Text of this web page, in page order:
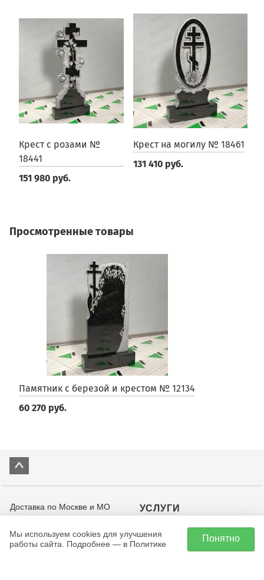
Крест с розами №
18441
151 980 руб.
Крест на могилу № 18461
131 410 руб.
Просмотренные товары
Памятник с березой и крестом № 12134
60 270 руб.
Доставка по Москве и МО
или самовывоз со склада:
+7 (495) 201-32-27
УСЛУГИ
Установка памятников
Доставка
Мы используем cookies для улучшения
работы сайта. Подробнее — в Политике
Понятно